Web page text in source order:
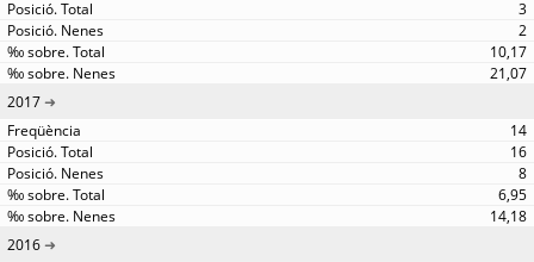
3
2
10,17
21,07
2017
14
16
8
6,95
14,18
2016